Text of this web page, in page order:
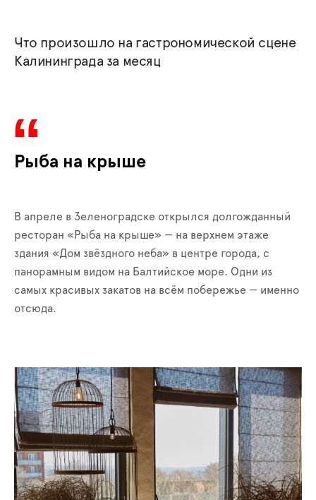
Что произошло на гастрономической сцене
Калининграда за месяц
Рыба на крыше
В апреле в Зеленоградске открылся долгожданный
ресторан «Рыба на крыше» — на верхнем этаже
здания «Дом звёздного неба» в центре города, с
панорамным видом на Балтийское море. Одни из
самых красивых закатов на всём побережье — именно
отсюда.